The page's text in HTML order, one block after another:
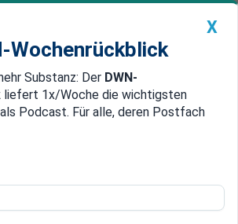
DWN: Geldanlage Premium
DWN-Magazin China
Zweiter beim EU-
X
Wochenrückblick
Substanz: Der DWN-
liefert 1x/Woche die wichtigsten
Podcast. Für alle, deren Postfach